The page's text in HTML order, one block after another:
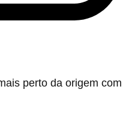
perto da origem com